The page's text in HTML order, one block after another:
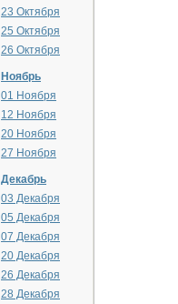
23 Октября
25 Октября
26 Октября
Ноябрь
01 Ноября
12 Ноября
20 Ноября
27 Ноября
Декабрь
03 Декабря
05 Декабря
07 Декабря
20 Декабря
26 Декабря
28 Декабря